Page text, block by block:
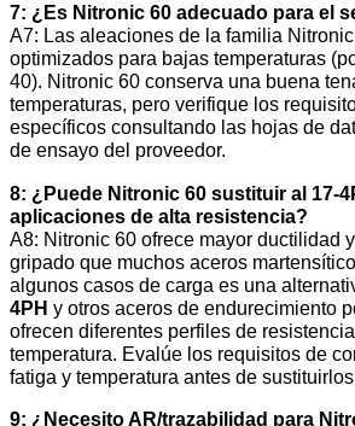
7: ¿Es Nitronic 60 adecuado para el
A7: Las aleaciones de la familia
optimizados para bajas temperaturas
40). Nitronic 60 conserva una buena
temperaturas, pero verifique los
específicos consultando las hojas de
de ensayo del proveedor.
8: ¿Puede Nitronic 60 sustituir al 17-
aplicaciones de alta resistencia?
A8: Nitronic 60 ofrece mayor ductilidad
gripado que muchos aceros
algunos casos de carga es una
4PH y otros aceros de endurecimiento
ofrecen diferentes perfiles de
temperatura. Evalúe los requisitos de
fatiga y temperatura antes de sustituirlos.
9: ¿Necesito AR/trazabilidad para